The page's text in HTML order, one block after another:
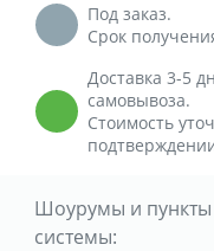
Под заказ.
Срок
Доставка 3-5
самовывоза.
Стоимость
Шоурумы и
системы: